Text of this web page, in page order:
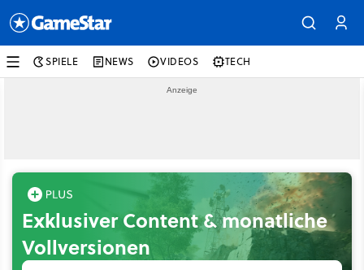
SPIELE NEWS VIDEOS TECH
Exklusiver Content & monatliche
Vollversionen